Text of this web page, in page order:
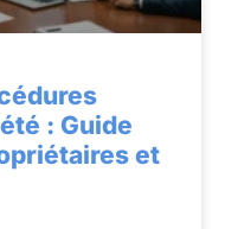
: Guide
et